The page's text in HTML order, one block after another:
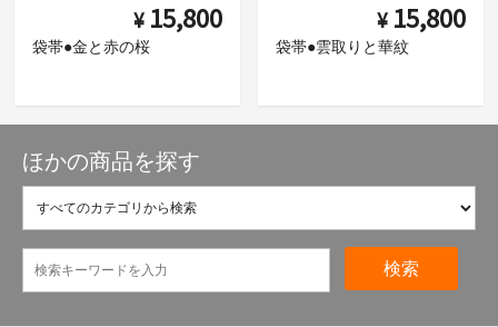
¥ 15,800
袋帯●金と赤の桜
¥ 15,800
袋帯●雲取りと華紋
ほかの商品を探す
検索